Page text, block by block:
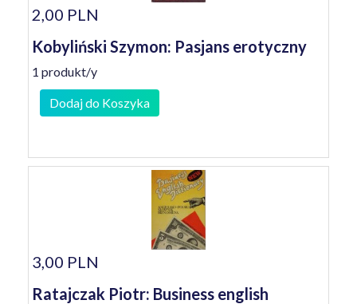
2,00 PLN
Kobyliński Szymon: Pasjans erotyczny
1 produkt/y
Dodaj do Koszyka
3,00 PLN
Ratajczak Piotr: Business english